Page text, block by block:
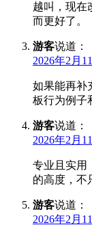
越叫，现在
而更好了。
游客说道：
2026年2月
如果能再补
板行为例子
游客说道：
2026年2月
专业且实用
的高度，不
游客说道：
2026年2月